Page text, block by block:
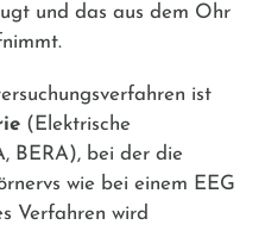
und das aus dem Ohr
ist
(Elektrische
BERA), bei der die
wie bei einem EEG
Verfahren wird